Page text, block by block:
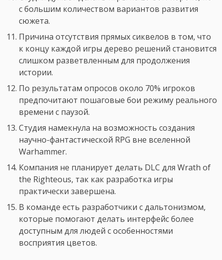
с большим количеством вариантов развития
сюжета.
Причина отсутствия прямых сиквелов в том, что
к концу каждой игры дерево решений становится
слишком разветвленным для продолжения
истории.
По результатам опросов около 70% игроков
предпочитают пошаговые бои режиму реального
времени с паузой.
Студия намекнула на возможность создания
научно-фантастической RPG вне вселенной
Warhammer.
Компания не планирует делать DLC для Wrath of
the Righteous, так как разработка игры
практически завершена.
В команде есть разработчики с дальтонизмом,
которые помогают делать интерфейс более
доступным для людей с особенностями
восприятия цветов.